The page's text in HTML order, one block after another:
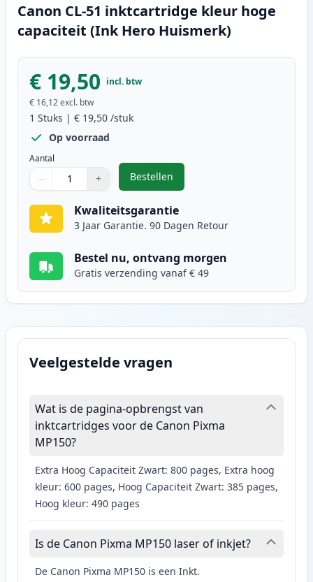
Canon CL-51 inktcartridge kleur hoge
capaciteit (Ink Hero Huismerk)
€ 19,50 incl. btw
€ 16,12excl. btw
1 Stuks | € 19,50 /stuk
Op voorraad
Aantal
Gebruik de knoppen om aan te passen
− +
1
Bestellen
,Canon CL-51 inktcartridge kleur
Kwaliteitsgarantie
3 Jaar Garantie. 90 Dagen Retour
Bestel nu, ontvang morgen
Gratis verzending vanaf € 49
Veelgestelde vragen
Wat is de pagina-opbrengst van
inktcartridges voor de Canon Pixma
MP150?
Extra Hoog Capaciteit Zwart: 800 pages, Extra hoog
kleur: 600 pages, Hoog Capaciteit Zwart: 385 pages,
Hoog kleur: 490 pages
Is de Canon Pixma MP150 laser of inkjet?
De Canon Pixma MP150 is een Inkt.